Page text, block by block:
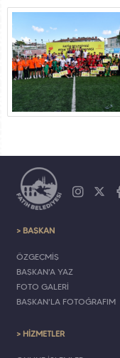
> BAŞKAN
ÖZGEÇMİŞ
BAŞKAN'A YAZ
FOTO GALERİ
BAŞKAN'LA FOTOĞRAFIM
> HİZMETLER